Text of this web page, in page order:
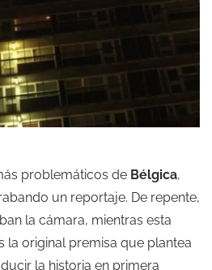
problemáticos de Bélgica,
un reportaje. De repente,
la cámara, mientras esta
la original premisa que plantea
la historia en primera